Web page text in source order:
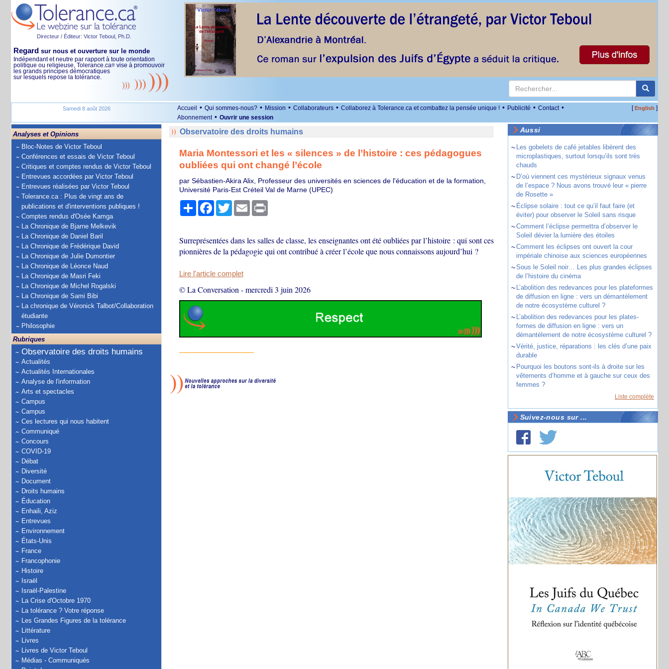
Directeur / Éditeur: Victor Teboul, Ph.D.
Regard sur nous et ouverture sur le monde
Indépendant et neutre par rapport à toute orientation
politique ou religieuse, Tolerance.ca® vise à promouvoir
les grands principes démocratiques
sur lesquels repose la tolérance.
Samedi 8 août 2026 Accueil • Qui sommes-nous? • Mission • Collaborateurs • Collaborez à Tolerance.ca et combattez la pensée unique ! • Publicité • Contact •
Abonnement • Ouvrir une session
[English ]
Analyses et Opinions
Bloc-Notes de Victor Teboul
Conférences et essais de Victor Teboul
Critiques et comptes rendus de Victor Teboul
Entrevues accordées par Victor Teboul
Entrevues réalisées par Victor Teboul
Tolerance.ca : Plus de vingt ans de
publications et d'interventions publiques !
Comptes rendus d'Osée Kamga
La Chronique de Bjarne Melkevik
La Chronique de Daniel Baril
La Chronique de Frédérique David
La Chronique de Julie Dumontier
La Chronique de Léonce Naud
La Chronique de Masri Feki
La Chronique de Michel Rogalski
La Chronique de Sami Bibi
La chronique de Véronick Talbot/Collaboration
étudiante
Philosophie
Rubriques
Observatoire des droits humains
Actualités
Actualités Internationales
Analyse de l'information
Arts et spectacles
Campus
Campus
Ces lectures qui nous habitent
Communiqué
Concours
COVID-19
Débat
Diversité
Document
Droits humains
Éducation
Enhaili, Aziz
Entrevues
Environnement
États-Unis
France
Francophonie
Histoire
Israël
Israël-Palestine
La Crise d'Octobre 1970
La tolérance ? Votre réponse
Les Grandes Figures de la tolérance
Littérature
Livres
Livres de Victor Teboul
Médias - Communiqués
Observatoire des droits humains
Maria Montessori et les « silences » de l’histoire : ces pédagogues
oubliées qui ont changé l’école
par Sébastien-Akira Alix, Professeur des universités en sciences de l'éducation et de la formation,
Université Paris-Est Créteil Val de Marne (UPEC)
PartagerFacebook
TwitterEmail Print
Surreprésentées dans les salles de classe, les enseignantes ont été oubliées par l’histoire : qui sont ces
pionnières de la pédagogie qui ont contribué à créer l’école que nous connaissons aujourd’hui ?
Lire l'article complet
© La Conversation -mercredi 3 juin 2026
Aussi
~ Les gobelets de café jetables libèrent des
microplastiques, surtout lorsqu’ils sont très
chauds
~ D’où viennent ces mystérieux signaux venus
de l’espace ? Nous avons trouvé leur « pierre
de Rosette »
~ Éclipse solaire : tout ce qu’il faut faire (et
éviter) pour observer le Soleil sans risque
~Comment l’éclipse permettra d’observer le
Soleil dévier la lumière des étoiles
~Comment les éclipses ont ouvert la cour
impériale chinoise aux sciences européennes
~Sous le Soleil noir… Les plus grandes éclipses
de l’histoire du cinéma
~ L’abolition des redevances pour les plateformes
de diffusion en ligne : vers un démantèlement
de notre écosystème culturel ?
~ L’abolition des redevances pour les plates-
formes de diffusion en ligne : vers un
démantèlement de notre écosystème culturel ?
~Vérité, justice, réparations : les clés d’une paix
durable
~ Pourquoi les boutons sont-ils à droite sur les
vêtements d’homme et à gauche sur ceux des
femmes ?
Liste complète
Suivez-nous sur ...